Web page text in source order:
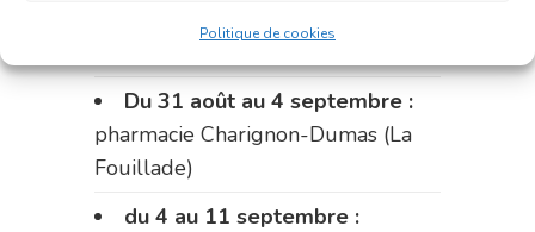
Politique de cookies
Du 31 août au 4 septembre :
pharmacie Charignon-Dumas (La
Fouillade)
du 4 au 11 septembre :